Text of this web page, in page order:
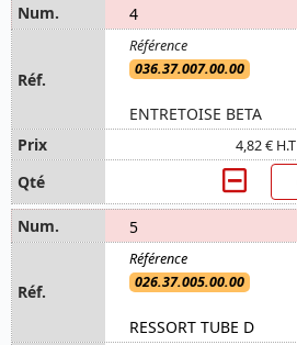
4
036.37.007.00.00
ENTRETOISE BETA
4,82 € H.T
5
026.37.005.00.00
RESSORT TUBE D